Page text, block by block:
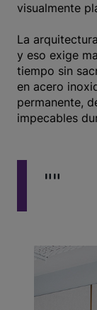
visualmente
La
y eso exige
tiempo sin
en acero
permanente,
impecables
""